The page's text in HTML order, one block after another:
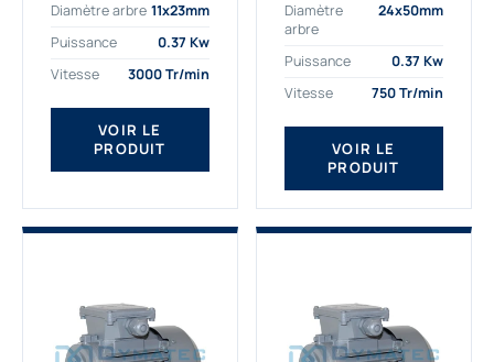
adaptée à tous types
de machines. Le
triphasé 0.37Kw Gamak
à...
Diamètre arbre 11x23mm
Puissance
0.37 Kw
Vitesse
3000 Tr/min
VOIR LE
PRODUIT
aux applications
sévères. Nous
déterminons,
fournissons
des moteurs
asynchrones depuis de
nombreuses années....
Diamètre
arbre
24x50mm
Puissance
0.37 Kw
Vitesse
750 Tr/min
VOIR LE
PRODUIT